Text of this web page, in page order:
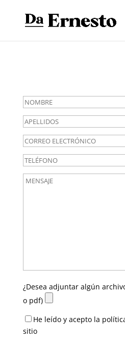
¿Desea adjuntar algún
o pdf)
He leído y acepto la
sitio